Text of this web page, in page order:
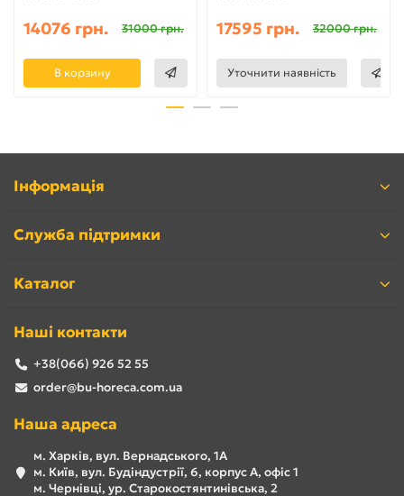
14076 грн. 31000 грн.
В корзину
17595 грн. 32000 грн.
Уточнити наявність
Інформація
Служба підтримки
Каталог
Наші контакти
+38(066) 926 52 55
order@bu-horeca.com.ua
Наша адреса
м. Харків, вул. Вернадського, 1А
м. Київ, вул. Будіндустрії, 6, корпус А, офіс 1
м. Чернівці, ур. Старокостянтинівська, 2